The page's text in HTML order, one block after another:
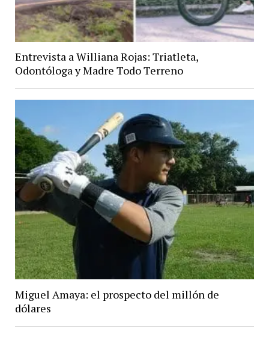
Entrevista a Williana Rojas: Triatleta,
Odontóloga y Madre Todo Terreno
Miguel Amaya: el prospecto del millón de
dólares